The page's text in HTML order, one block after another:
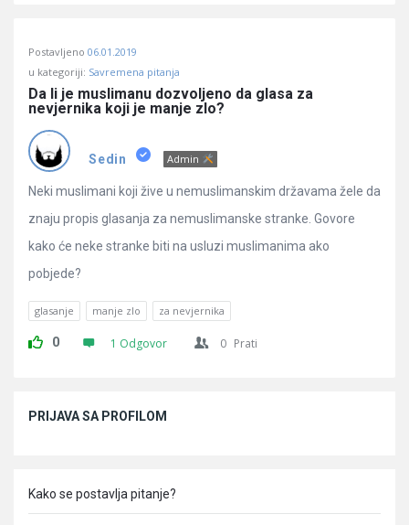
Postavljeno 06.01.2019
u kategoriji: Savremena pitanja
Da li je muslimanu dozvoljeno da glasa za
nevjernika koji je manje zlo?
Sedin Admin
Neki muslimani koji žive u nemuslimanskim državama žele da
znaju propis glasanja za nemuslimanske stranke. Govore
kako će neke stranke biti na usluzi muslimanima ako
pobjede?
glasanje manje zlo za nevjernika
0 1 Odgovor 0 Prati
PRIJAVA SA PROFILOM
Kako se postavlja pitanje?